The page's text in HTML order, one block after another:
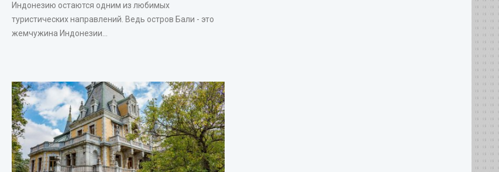
Индонезию остаются одним из любимых
туристических направлений. Ведь остров Бали - это
жемчужина Индонезии...